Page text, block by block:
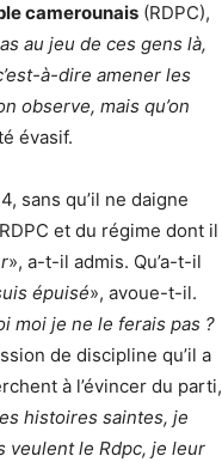
camerounais (RDPC),
au jeu de ces gens là,
à-dire amener les
observe, mais qu’on
évasif.
sans qu’il ne daigne
et du régime dont il
», a-t-il admis. Qu’a-t-il
épuisé», avoue-t-il.
moi je ne le ferais pas ?
de discipline qu’il a
à l’évincer du parti,
histoires saintes, je
veulent le Rdpc, je leur